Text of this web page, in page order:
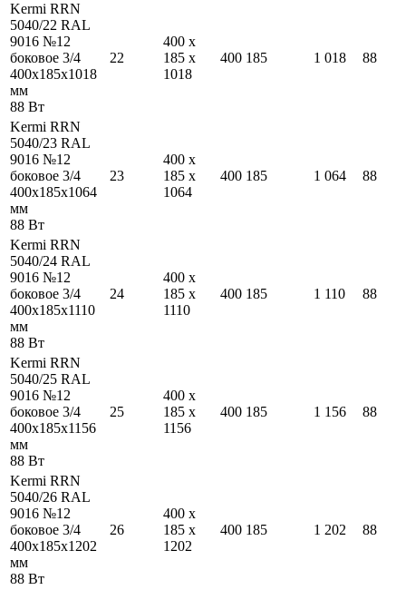
Kermi RRN
5040/22 RAL
9016 №12
боковое 3/4
400x185x1018
мм
88 Вт
22
400 x
185 x
1018
400 185 1 018 88
Kermi RRN
5040/23 RAL
9016 №12
боковое 3/4
400x185x1064
мм
88 Вт
23
400 x
185 x
1064
400 185 1 064 88
Kermi RRN
5040/24 RAL
9016 №12
боковое 3/4
400x185x1110
мм
88 Вт
24
400 x
185 x
1110
400 185 1 110 88
Kermi RRN
5040/25 RAL
9016 №12
боковое 3/4
400x185x1156
мм
88 Вт
25
400 x
185 x
1156
400 185 1 156 88
Kermi RRN
5040/26 RAL
9016 №12
боковое 3/4
400x185x1202
мм
88 Вт
26
400 x
185 x
1202
400 185 1 202 88